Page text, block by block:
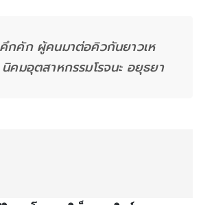
กคัก ผู้คนมาต่อคิวกันยาวเห
คมอุตสาหกรรมโรจนะ อยุธยา